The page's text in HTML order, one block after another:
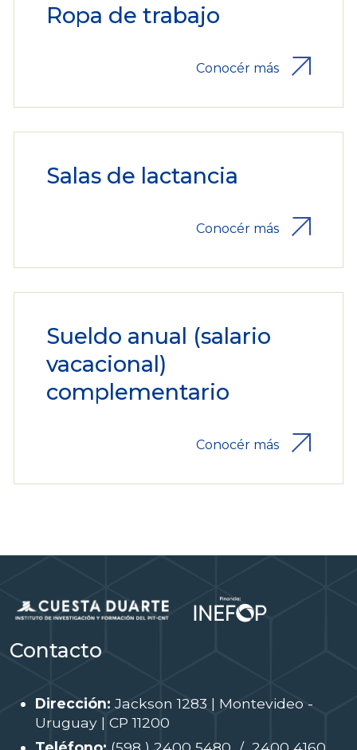
Ropa de trabajo
Conocér más
Salas de lactancia
Conocér más
Sueldo anual (salario
vacacional)
complementario
Conocér más
Contacto
Dirección: Jackson 1283 | Montevideo -
Uruguay | CP 11200